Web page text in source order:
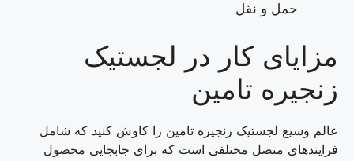
حمل و نقل
مزایای کار در لجستیک
زنجیره تامین
عالم وسیع لجستیک زنجیره تامین را کاوش کنید که شامل
فرایندهای متصل مختلفی است که برای جابجایی محصول